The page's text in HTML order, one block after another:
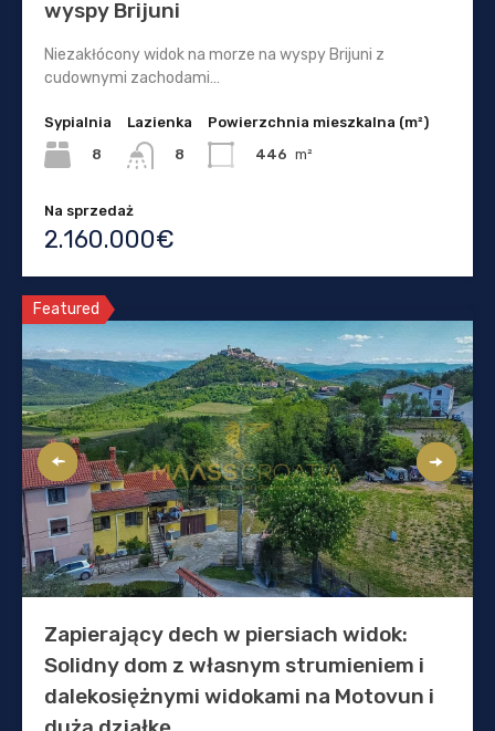
wyspy Brijuni
Niezakłócony widok na morze na wyspy Brijuni z
cudownymi zachodami…
Sypialnia
8
Lazienka
8
Powierzchnia mieszkalna (m²)
446 m²
Na sprzedaż
2.160.000€
Featured
Zapierający dech w piersiach widok:
Solidny dom z własnym strumieniem i
dalekosiężnymi widokami na Motovun i